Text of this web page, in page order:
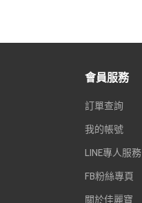
會員服務
訂單查詢
我的帳號
LINE專人服務
FB粉絲專頁
關於佳麗寶